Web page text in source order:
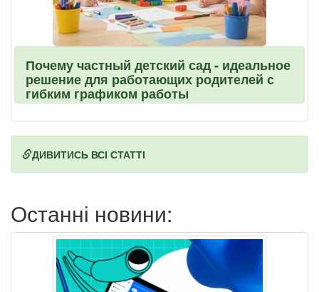
Почему частный детский сад - идеальное
решение для работающих родителей с
гибким графиком работы
ДИВИТИСЬ ВСІ СТАТТІ
Останні новини: